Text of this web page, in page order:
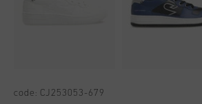
code: CJ253053-679